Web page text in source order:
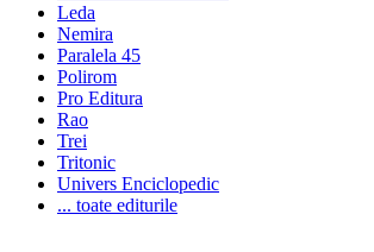
Leda
Nemira
Paralela 45
Polirom
Pro Editura
Rao
Trei
Tritonic
Univers Enciclopedic
... toate editurile